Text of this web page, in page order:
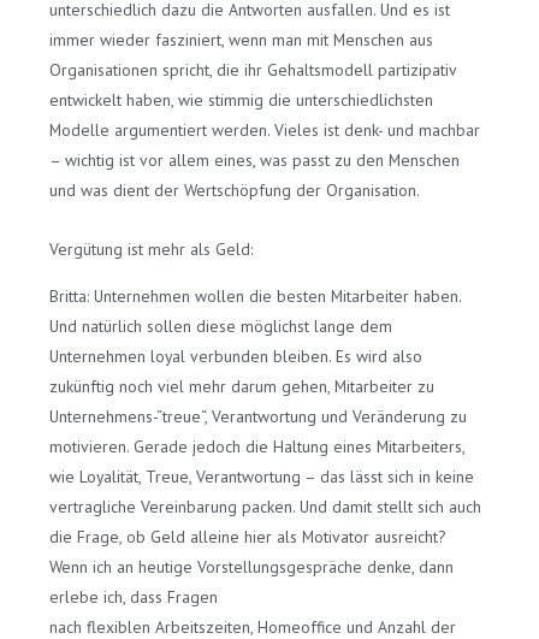
unterschiedlich dazu die Antworten ausfallen. Und es ist
immer wieder fasziniert, wenn man mit Menschen aus
Organisationen spricht, die ihr Gehaltsmodell partizipativ
entwickelt haben, wie stimmig die unterschiedlichsten
Modelle argumentiert werden. Vieles ist denk- und machbar
– wichtig ist vor allem eines, was passt zu den Menschen
und was dient der Wertschöpfung der Organisation.
Vergütung ist mehr als Geld:
Britta: Unternehmen wollen die besten Mitarbeiter haben.
Und natürlich sollen diese möglichst lange dem
Unternehmen loyal verbunden bleiben. Es wird also
zukünftig noch viel mehr darum gehen, Mitarbeiter zu
Unternehmens-“treue“, Verantwortung und Veränderung zu
motivieren. Gerade jedoch die Haltung eines Mitarbeiters,
wie Loyalität, Treue, Verantwortung – das lässt sich in keine
vertragliche Vereinbarung packen. Und damit stellt sich auch
die Frage, ob Geld alleine hier als Motivator ausreicht?
Wenn ich an heutige Vorstellungsgespräche denke, dann
erlebe ich, dass Fragen
nach flexiblen Arbeitszeiten, Homeoffice und Anzahl der